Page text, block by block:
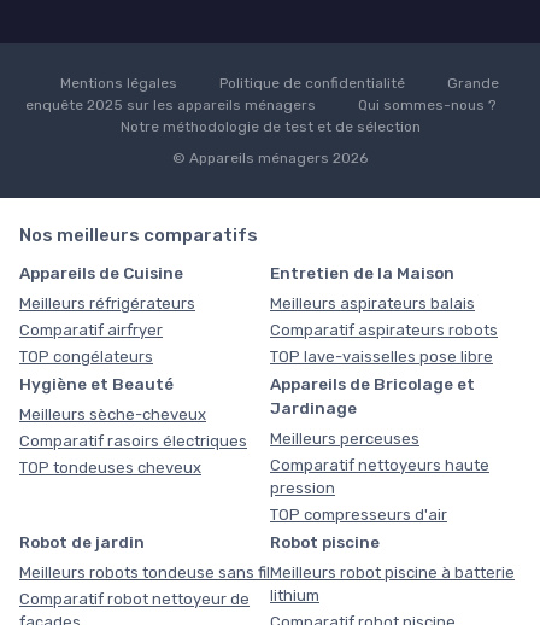
Mentions légales Politique de confidentialité
Grande
enquête 2025 sur les appareils ménagers
Qui sommes-nous ?
Notre méthodologie de test et de sélection
© Appareils ménagers 2026
Nos meilleurs comparatifs
Appareils de Cuisine
Meilleurs réfrigérateurs
Comparatif airfryer
TOP congélateurs
Entretien de la Maison
Meilleurs aspirateurs balais
Comparatif aspirateurs robots
TOP lave-vaisselles pose libre
Hygiène et Beauté
Meilleurs sèche-cheveux
Comparatif rasoirs électriques
TOP tondeuses cheveux
Appareils de Bricolage et
Jardinage
Meilleurs perceuses
Comparatif nettoyeurs haute
pression
TOP compresseurs d'air
Robot de jardin
Meilleurs robots tondeuse sans fil
Comparatif robot nettoyeur de
Robot piscine
Meilleurs robot piscine à batterie
lithium